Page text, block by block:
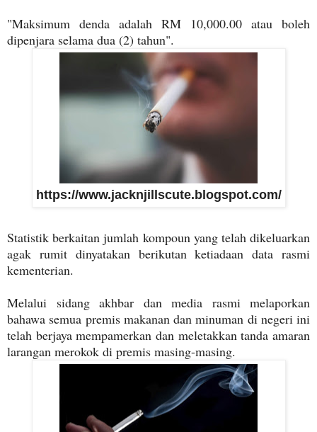
"Maksimum denda adalah RM 10,000.00 atau boleh
dipenjara selama dua (2) tahun".
https://www.jacknjillscute.blogspot.com/
Statistik berkaitan jumlah kompoun yang telah dikeluarkan
agak rumit dinyatakan berikutan ketiadaan data rasmi
kementerian.
Melalui sidang akhbar dan media rasmi melaporkan
bahawa semua premis makanan dan minuman di negeri ini
telah berjaya mempamerkan dan meletakkan tanda amaran
larangan merokok di premis masing-masing.